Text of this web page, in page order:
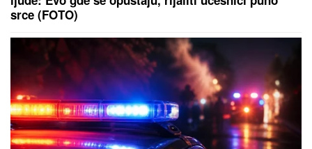
Denver se ozbiljno osipa, Jokić
ostao bez još jednog saigrača